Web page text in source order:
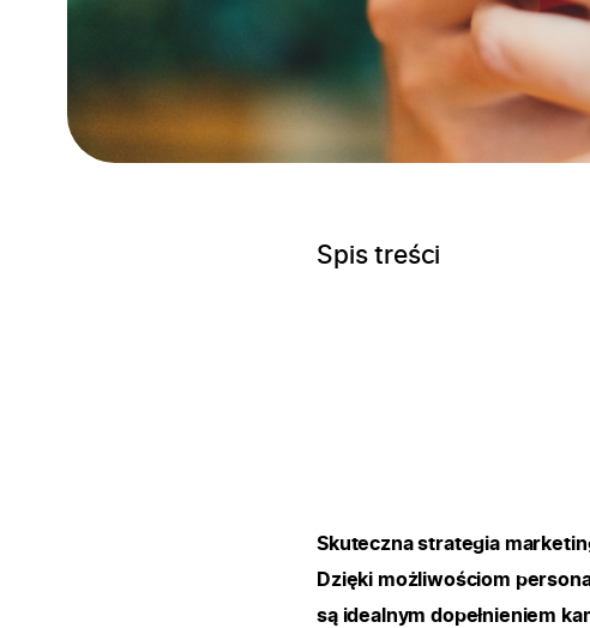
Spis treści
Skuteczna strategia
Dzięki możliwościom
są idealnym dopełnieniem